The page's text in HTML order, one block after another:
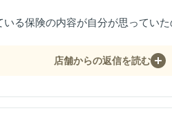
る保険の内容が自分が思ってい
店舗からの返信を読む